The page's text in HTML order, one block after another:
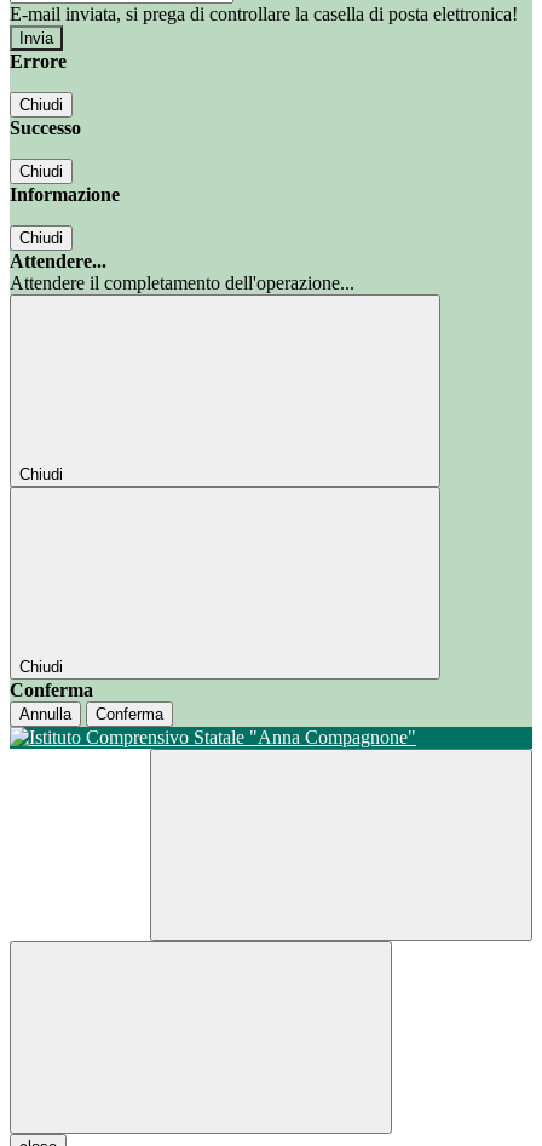
E-mail inviata, si prega di controllare la casella di posta elettronica!
Errore
Chiudi
Successo
Chiudi
Informazione
Chiudi
Attendere...
Attendere il completamento dell'operazione...
Chiudi
Chiudi
Conferma
Annulla Conferma